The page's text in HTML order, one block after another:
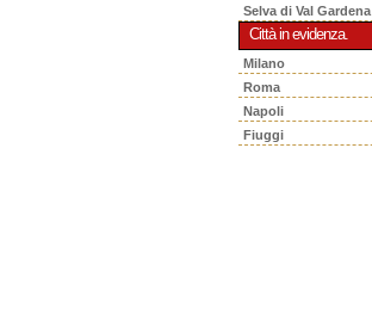
Selva di Val Gardena
Città in evidenza.
Milano
Roma
Napoli
Fiuggi